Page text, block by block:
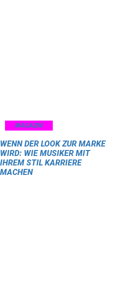
MAGAZIN
WENN DER LOOK ZUR MARKE
WIRD: WIE MUSIKER MIT
IHREM STIL KARRIERE
MACHEN